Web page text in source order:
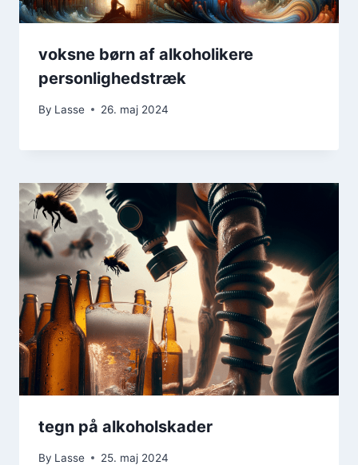
voksne børn af alkoholikere
personlighedstræk
By Lasse 26. maj 2024
tegn på alkoholskader
By Lasse 25. maj 2024